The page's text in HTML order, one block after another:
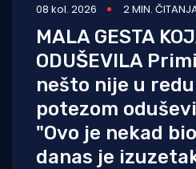
08 kol. 2026 2 MIN.
MALA GESTA
ODUŠEVILA
nešto nije u
potezom
"Ovo je nekad
danas je